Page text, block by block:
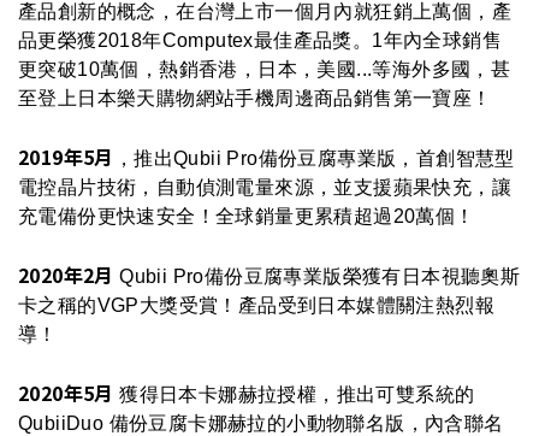
產品創新的概念，在台灣上市一個月內就狂銷上萬個，產
品更榮獲2018年Computex最佳產品獎。1年內全球銷售
更突破10萬個，熱銷香港，日本，美國...等海外多國，甚
至登上日本樂天購物網站手機周邊商品銷售第一寶座！
2019年5月 ，推出Qubii Pro備份豆腐專業版，首創智慧型
電控晶片技術，自動偵測電量來源，並支援蘋果快充，讓
充電備份更快速安全！全球銷量更累積超過20萬個！
2020年2月 Qubii Pro備份豆腐專業版榮獲有日本視聽奧斯
卡之稱的VGP大獎受賞！產品受到日本媒體關注熱烈報
導！
2020年5月 獲得日本卡娜赫拉授權，推出可雙系統的
QubiiDuo 備份豆腐卡娜赫拉的小動物聯名版，內含聯名